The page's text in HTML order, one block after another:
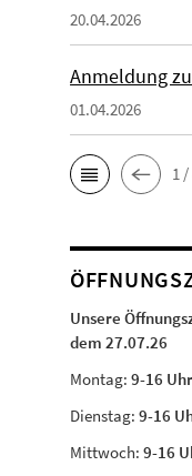
20.04.2026
Anmeldung
01.04.2026
1 /
Unsere
dem 27.07.26
Montag:9-16 Uhr
Dienstag:9-16
Mittwoch:9-16